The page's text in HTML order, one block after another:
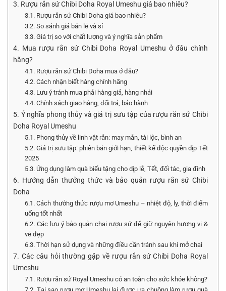
3. Rượu rắn sứ Chibi Doha Royal Umeshu giá bao nhiêu?
3.1. Rượu rắn sứ Chibi Doha giá bao nhiêu?
3.2. So sánh giá bán lẻ và sỉ
3.3. Giá trị so với chất lượng và ý nghĩa sản phẩm
4. Mua rượu rắn sứ Chibi Doha Royal Umeshu ở đâu chính
hãng?
4.1. Rượu rắn sứ Chibi Doha mua ở đâu?
4.2. Cách nhận biết hàng chính hãng
4.3. Lưu ý tránh mua phải hàng giả, hàng nhái
4.4. Chính sách giao hàng, đổi trả, bảo hành
5. Ý nghĩa phong thủy và giá trị sưu tập của rượu rắn sứ Chibi
Doha Royal Umeshu
5.1. Phong thủy về linh vật rắn: may mắn, tài lộc, bình an
5.2. Giá trị sưu tập: phiên bản giới hạn, thiết kế độc quyền dịp Tết
2025
5.3. Ứng dụng làm quà biếu tặng cho dịp lễ, Tết, đối tác, gia đình
6. Hướng dẫn thưởng thức và bảo quản rượu rắn sứ Chibi
Doha
6.1. Cách thưởng thức rượu mơ Umeshu – nhiệt độ, ly, thời điểm
uống tốt nhất
6.2. Các lưu ý bảo quản chai rượu sứ để giữ nguyên hương vị &
vẻ đẹp
6.3. Thời hạn sử dụng và những điều cần tránh sau khi mở chai
7. Các câu hỏi thường gặp về rượu rắn sứ Chibi Doha Royal
Umeshu
7.1. Rượu rắn sứ Royal Umeshu có an toàn cho sức khỏe không?